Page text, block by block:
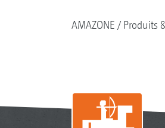
AMAZONE Produits